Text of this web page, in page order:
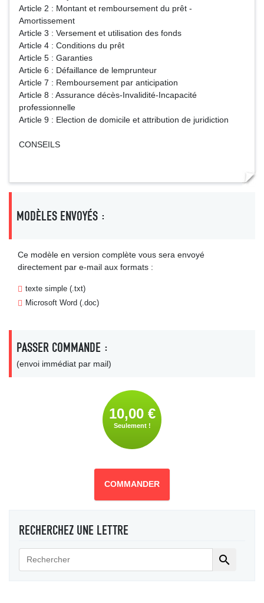
Article 2 : Montant et remboursement du prêt -
Amortissement
Article 3 : Versement et utilisation des fonds
Article 4 : Conditions du prêt
Article 5 : Garanties
Article 6 : Défaillance de lemprunteur
Article 7 : Remboursement par anticipation
Article 8 : Assurance décès-Invalidité-Incapacité
professionnelle
Article 9 : Election de domicile et attribution de juridiction
CONSEILS
MODÈLES ENVOYÉS :
Ce modèle en version complète vous sera envoyé
directement par e-mail aux formats :
texte simple (.txt)
Microsoft Word (.doc)
PASSER COMMANDE :
(envoi immédiat par mail)
10,00 €
Seulement !
COMMANDER
RECHERCHEZ UNE LETTRE
